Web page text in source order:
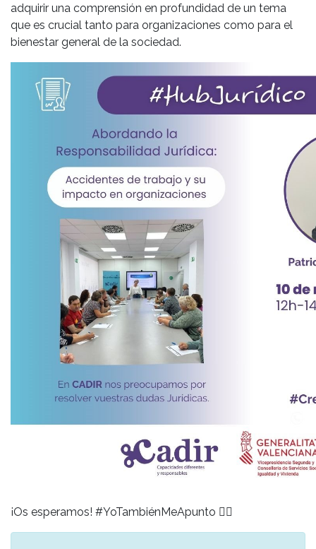
adquirir una comprensión en profundidad de un tema
que es crucial tanto para organizaciones como para el
bienestar general de la sociedad.
¡Os esperamos! #YoTambiénMeApunto 👇🏼